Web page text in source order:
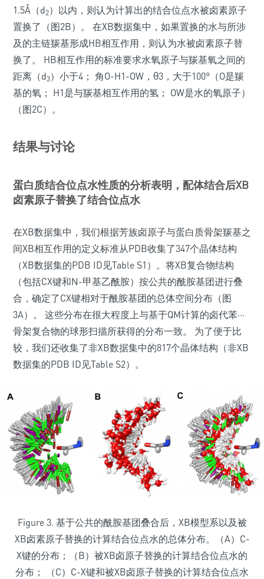
1.5Å（d2）以内，则认为计算出的结合位点水被卤素原子
置换了（图2B）。 在XB数据集中，如果置换的水与所涉
及的主链羰基形成HB相互作用，则认为水被卤素原子替
换了。 HB相互作用的标准要求水氧原子与羰基氧之间的
距离（d3）小于4； 角O-H1-OW，θ3，大于100°（O是羰
基的氧； H1是与羰基相互作用的氢； OW是水的氧原子）
（图2C）。
结果与讨论
蛋白质结合位点水性质的分析表明，配体结合后XB
卤素原子替换了结合位点水
在XB数据集中，我们根据芳族卤原子与蛋白质骨架羰基之
间XB相互作用的定义标准从PDB收集了347个晶体结构
（XB数据集的PDB ID见Table S1）。将XB复合物结构
（包括CX键和N-甲基乙酰胺）按公共的酰胺基团进行叠
合，确定了CX键相对于酰胺基团的总体空间分布（图
3A）。 这些分布在很大程度上与基于QM计算的卤代苯···
骨架复合物的球形扫描所获得的分布一致。 为了便于比
较，我们还收集了非XB数据集中的817个晶体结构（非XB
数据集的PDB ID见Table S2）。
Figure 3. 基于公共的酰胺基团叠合后，XB模型系以及被
XB卤素原子替换的计算结合位点水的总体分布。（A）C-
X键的分布；（B）被XB卤原子替换的计算结合位点水的
分布； （C）C-X键和被XB卤原子替换的计算结合位点水